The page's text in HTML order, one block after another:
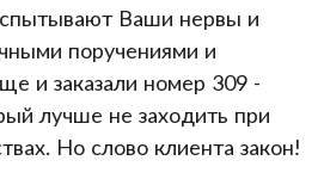
Ваши нервы и
поручениями и
и заказали номер 309 -
лучше не заходить при
Но слово клиента закон!